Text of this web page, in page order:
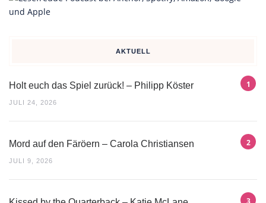
AKTUELL
Holt euch das Spiel zurück! – Philipp Köster
JULI 24, 2026
Mord auf den Färöern – Carola Christiansen
JULI 9, 2026